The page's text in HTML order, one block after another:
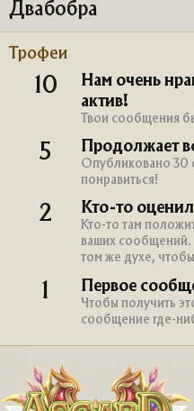
Двабобра
Трофеи
10
Нам очень
актив!
Твои сообщения
5 Продолжает
Опубликовано 30
понравиться!
2 Кто-то оценил
Кто-то там
ваших сообщений.
том же духе,
1 Первое
Чтобы получить
сообщение где-